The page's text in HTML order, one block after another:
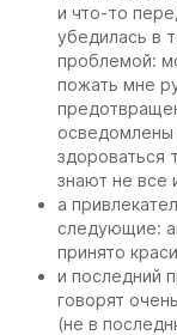
и что-то
убедилась в
проблемой:
пожать мне
осведомлены
здороваться
знают не все
а
следующие:
принято
и последний
говорят
(не в